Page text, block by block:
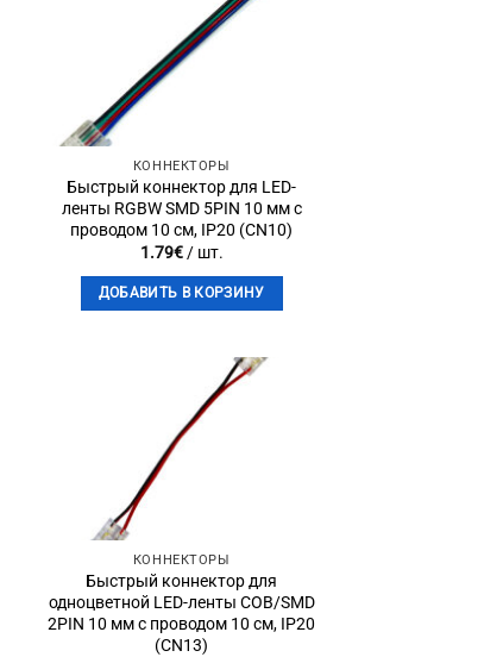
КОННЕКТОРЫ
Быстрый коннектор для LED-
ленты RGBW SMD 5PIN 10 мм с
проводом 10 см, IP20 (CN10)
1.79€/ шт.
ДОБАВИТЬ В КОРЗИНУ
КОННЕКТОРЫ
Быстрый коннектор для
одноцветной LED-ленты COB/SMD
2PIN 10 мм с проводом 10 см, IP20
(CN13)